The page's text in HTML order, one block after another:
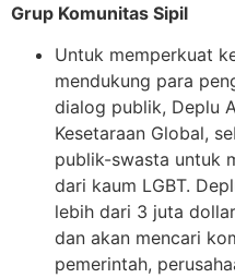
Grup Komunitas Sipil
Untuk memperkuat
mendukung para
dialog publik, Deplu
Kesetaraan Global,
publik-swasta untuk
dari kaum LGBT.
lebih dari 3 juta
dan akan mencari
pemerintah,